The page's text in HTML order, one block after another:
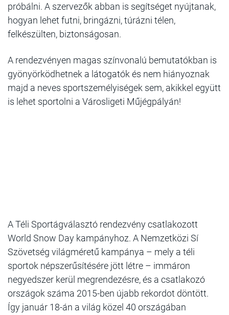
próbálni. A szervezők abban is segítséget nyújtanak,
hogyan lehet futni, bringázni, túrázni télen,
felkészülten, biztonságosan.
A rendezvényen magas színvonalú bemutatókban is
gyönyörködhetnek a látogatók és nem hiányoznak
majd a neves sportszemélyiségek sem, akikkel együtt
is lehet sportolni a Városligeti Műjégpályán!
A Téli Sportágválasztó rendezvény csatlakozott
World Snow Day kampányhoz. A Nemzetközi Sí
Szövetség világméretű kampánya – mely a téli
sportok népszerűsítésére jött létre – immáron
negyedszer kerül megrendezésre, és a csatlakozó
országok száma 2015-ben újabb rekordot döntött.
Így január 18-án a világ közel 40 országában